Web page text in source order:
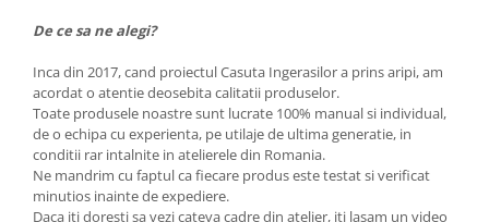
De ce sa ne alegi?
Inca din 2017, cand proiectul Casuta Ingerasilor a prins aripi, am
acordat o atentie deosebita calitatii produselor.
Toate produsele noastre sunt lucrate 100% manual si individual,
de o echipa cu experienta, pe utilaje de ultima generatie, in
conditii rar intalnite in atelierele din Romania.
Ne mandrim cu faptul ca fiecare produs este testat si verificat
minutios inainte de expediere.
Daca iti doresti sa vezi cateva cadre din atelier, iti lasam un video